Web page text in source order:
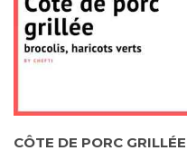
CÔTE DE PORC GRILLÉE